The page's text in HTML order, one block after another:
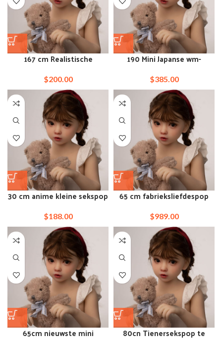
167 cm Realistische
kopen
$200.00
190 Mini Japanse wm-
$385.00
30 cm anime kleine sekspop
$188.00
65 cm fabrieksliefdespop
$989.00
65cm nieuwste mini
80cn Tienersekspop te